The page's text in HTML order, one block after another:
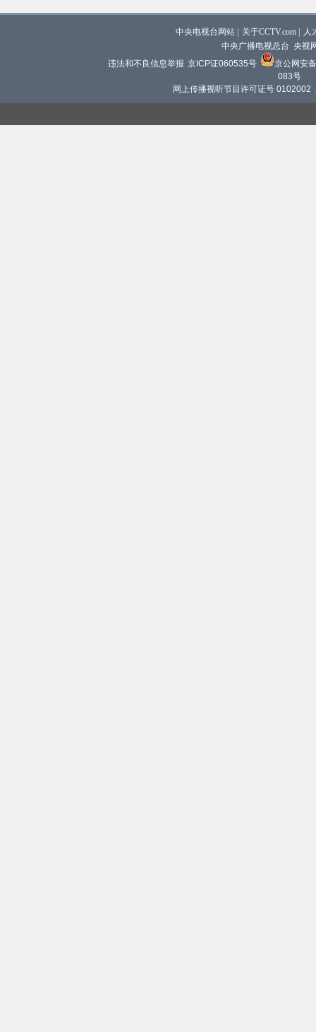
中央电视台网站 关于CCTV.com
人
中央广播电视总台 央视
违法和不良信息举报 京ICP证060535号
京公网安
083号
网上传播视听节目许可证号